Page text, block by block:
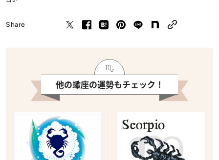
Share
他の蠍座の運勢もチェック！